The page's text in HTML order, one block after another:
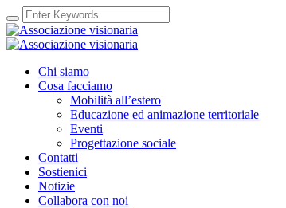
Chi siamo
Cosa facciamo
Mobilità all’estero
Educazione ed animazione territoriale
Eventi
Progettazione sociale
Contatti
Sostienici
Notizie
Collabora con noi